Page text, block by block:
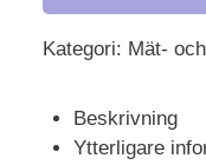
-
Komplett
Kategori: Mät-
Beskrivning
Ytterligare